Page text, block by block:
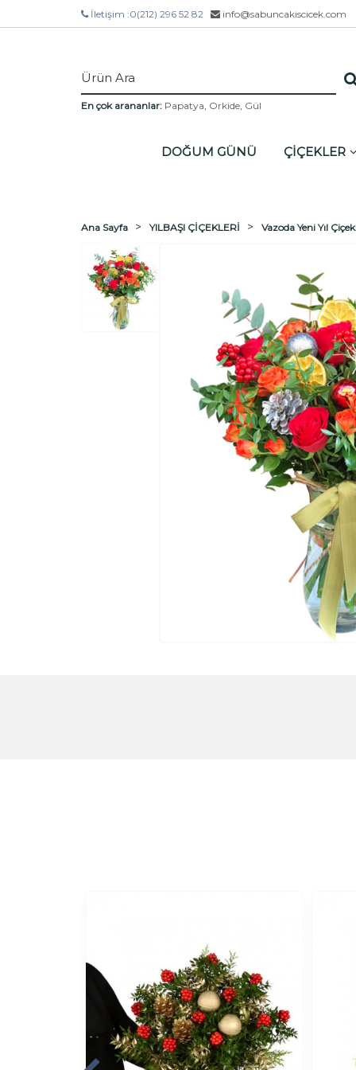
İletişim :0(212) 296 52 82 info@sabuncakiscicek.com
En çok arananlar: Papatya, Orkide, Gül
DOĞUM GÜNÜ ÇİÇEKLER
Ana Sayfa YILBAŞI ÇİÇEKLERİ Vazoda Yeni Yıl